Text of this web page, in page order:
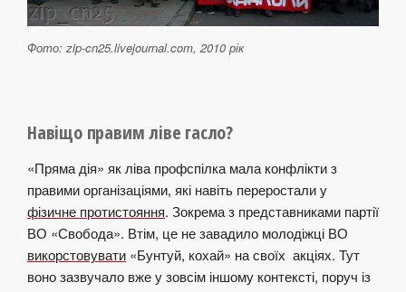
Фото: zip-cn25.livejournal.com, 2010 рік
Навіщо правим ліве гасло?
«Пряма дія» як ліва профспілка мала конфлікти з
правими організаціями, які навіть переростали у
фізичне протистояння. Зокрема з представниками партії
ВО «Свобода». Втім, це не завадило молодіжці ВО
викорстовувати «Бунтуй, кохай» на своїх акціях. Тут
воно зазвучало вже у зовсім іншому контексті, поруч із